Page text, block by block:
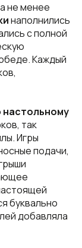
не менее
наполнились
с полной
Каждый
настольному
так
Игры
подачи,
буквально
добавляла